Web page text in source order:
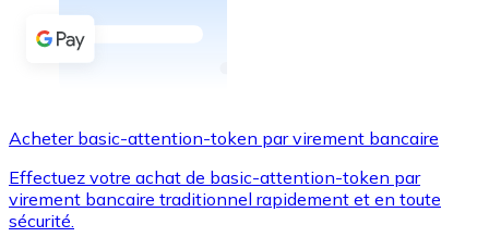
Acheter avec virement bancaire
Acheter avec carte
Boutique - Cartes
Nouveau
Acheter basic-attention-token par virement bancaire
Effectuez votre achat de basic-attention-token par
virement bancaire traditionnel rapidement et en toute
sécurité.